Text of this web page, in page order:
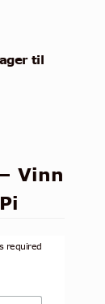
til
Vinn
required